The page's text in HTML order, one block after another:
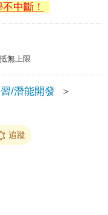
中斷！
無上限
/潛能開發
＞
追蹤